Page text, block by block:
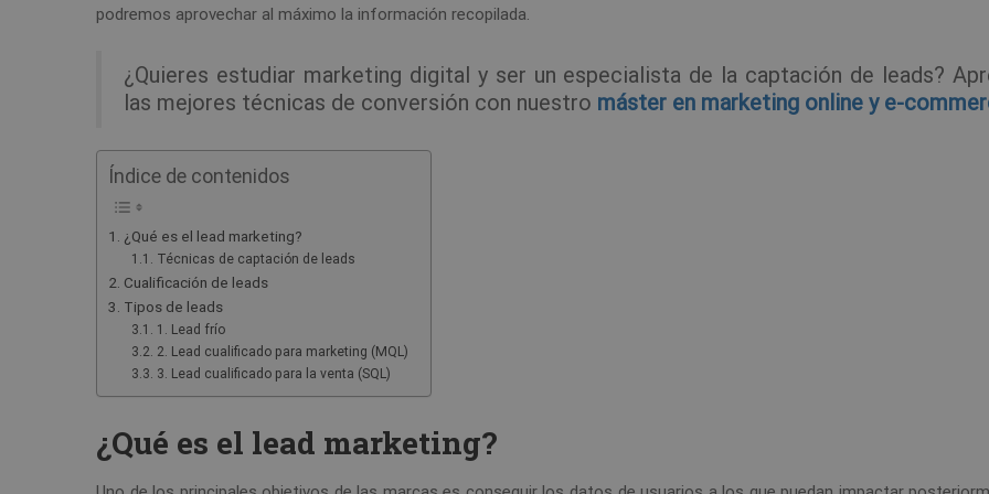
podremos aprovechar al máximo la información recopilada.
¿Quieres estudiar marketing digital y ser un especialista de la captación de leads?
las mejores técnicas de conversión con nuestro máster en marketing online y e-
Índice de contenidos
¿Qué es el lead marketing?
Técnicas de captación de leads
Cualificación de leads
Tipos de leads
1. Lead frío
2. Lead cualificado para marketing (MQL)
3. Lead cualificado para la venta (SQL)
¿Qué es el lead marketing?